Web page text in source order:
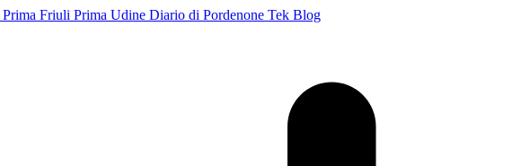
Prima Friuli Prima Udine Diario di Pordenone Tek Blog